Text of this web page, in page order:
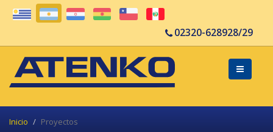
02320-628928/29
Inicio Proyectos